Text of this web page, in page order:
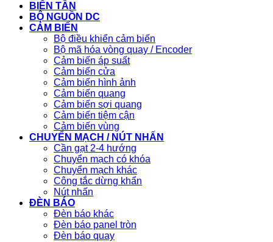
BIẾN TẦN
BỘ NGUỒN DC
CẢM BIẾN
Bộ điều khiển cảm biến
Bộ mã hóa vòng quay / Encoder
Cảm biến áp suất
Cảm biến cửa
Cảm biến hình ảnh
Cảm biến quang
Cảm biến sợi quang
Cảm biến tiệm cận
Cảm biến vùng
CHUYỂN MẠCH / NÚT NHẤN
Cần gạt 2-4 hướng
Chuyển mạch có khóa
Chuyển mạch khác
Công tắc dừng khẩn
Nút nhấn
ĐÈN BÁO
Đèn báo khác
Đèn báo panel tròn
Đèn báo quay